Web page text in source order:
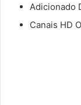
Adicionado
Canais HD